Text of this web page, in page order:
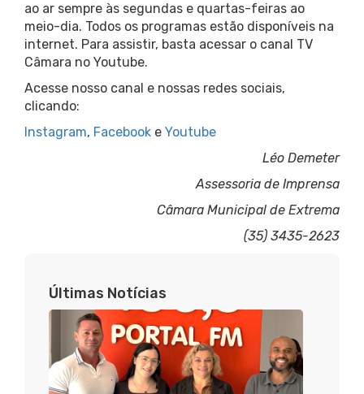
ao ar sempre às segundas e quartas-feiras ao
meio-dia. Todos os programas estão disponíveis na
internet. Para assistir, basta acessar o canal TV
Câmara no Youtube.
Acesse nosso canal e nossas redes sociais,
clicando:
Instagram, Facebook e Youtube
Léo Demeter
Assessoria de Imprensa
Câmara Municipal de Extrema
(35) 3435-2623
Últimas Notícias